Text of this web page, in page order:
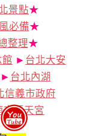
景點★
必備★
整理★
館 ► 台北大安
► 台北內湖
信義市政府
京行天宮